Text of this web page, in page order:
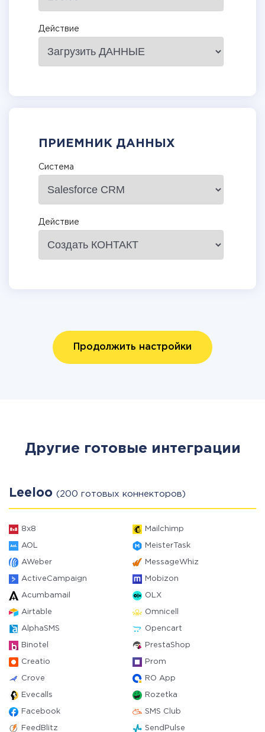
Действие
ПРИЕМНИК ДАННЫХ
Система
Действие
Продолжить настройки
Другие готовые интеграции
Leeloo (200 готовых коннекторов)
8x8 Mailchimp
AOL MeisterTask
AWeber MessageWhiz
ActiveCampaign Mobizon
Acumbamail OLX
Airtable Omnicell
AlphaSMS Opencart
Binotel PrestaShop
Creatio Prom
Crove RO App
Evecalls Rozetka
Facebook SMS Club
FeedBlitz SendPulse